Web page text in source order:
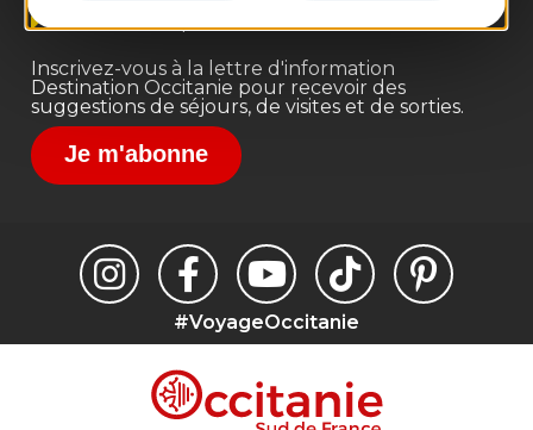
Destination Sport
Inscrivez-vous à la lettre d'information
Destination Occitanie pour recevoir des
suggestions de séjours, de visites et de sorties.
Je m'abonne
#VoyageOccitanie